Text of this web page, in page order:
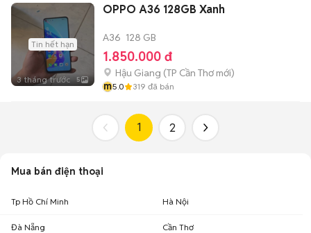
Tin hết hạn
3 tháng trước 5
OPPO A36 128GB Xanh
A36 128 GB
1.850.000 đ
Hậu Giang (TP Cần Thơmới)
m5.0 319 đã bán
1 2
Mua bán điện thoại
Tp Hồ Chí Minh Hà Nội
Đà Nẵng Cần Thơ